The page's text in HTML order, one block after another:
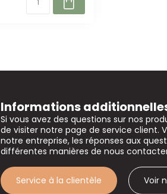
Informations
Si vous avez des questions sur nos
de visiter notre page de service client.
notre entreprise, les réponses aux
différentes manières de nous
Service à la clientèle Voir